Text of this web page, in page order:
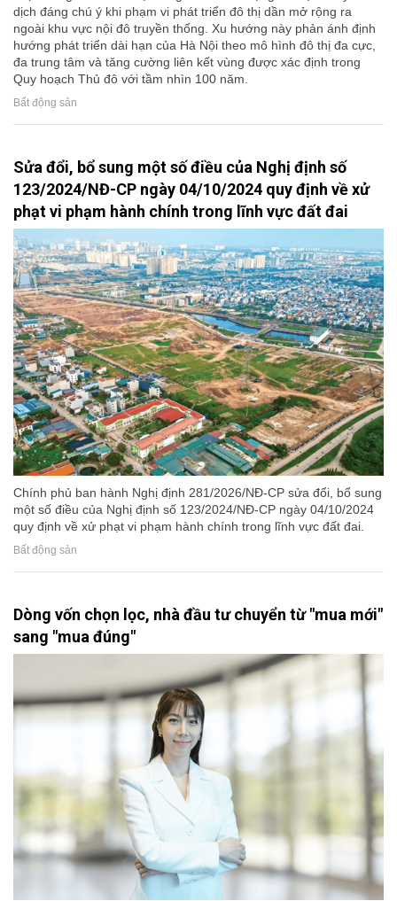
dịch đáng chú ý khi phạm vi phát triển đô thị dần mở rộng ra
ngoài khu vực nội đô truyền thống. Xu hướng này phản ánh định
hướng phát triển dài hạn của Hà Nội theo mô hình đô thị đa cực,
đa trung tâm và tăng cường liên kết vùng được xác định trong
Quy hoạch Thủ đô với tầm nhìn 100 năm.
Bất động sản
Sửa đổi, bổ sung một số điều của Nghị định số
123/2024/NĐ-CP ngày 04/10/2024 quy định về xử
phạt vi phạm hành chính trong lĩnh vực đất đai
Chính phủ ban hành Nghị định 281/2026/NĐ-CP sửa đổi, bổ sung
một số điều của Nghị định số 123/2024/NĐ-CP ngày 04/10/2024
quy định về xử phạt vi phạm hành chính trong lĩnh vực đất đai.
Bất động sản
Dòng vốn chọn lọc, nhà đầu tư chuyển từ "mua mới"
sang "mua đúng"